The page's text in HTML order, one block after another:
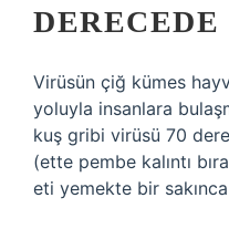
DERECEDE
Virüsün çiğ kümes
yoluyla insanlara
kuş gribi virüsü 70
(ette pembe kalıntı
eti yemekte bir